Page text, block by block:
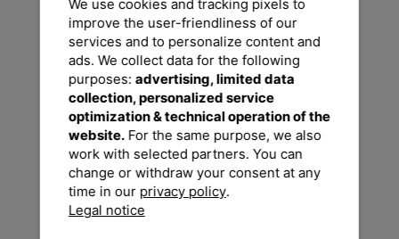
We use cookies and tracking pixels to
improve the user-friendliness of our
services and to personalize content and
ads. We collect data for the following
purposes: advertising, limited data
collection, personalized service
optimization & technical operation of the
website.For the same purpose, we also
work with selected partners. You can
change or withdraw your consent at any
time in our privacy policy.
Legal notice